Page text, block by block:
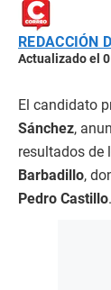
REDACCIÓN
Actualizado el
El candidato
Sánchez,
resultados de
Barbadillo,
Pedro Castillo.